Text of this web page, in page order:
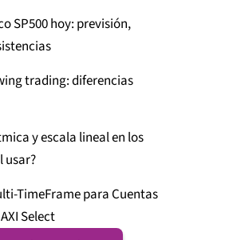
SP500 hoy: previsión,
trading: diferencias
y escala lineal en los
usar?
TimeFrame para Cuentas
Select